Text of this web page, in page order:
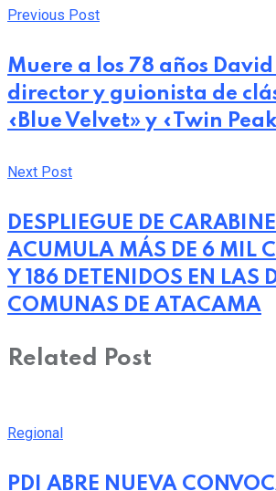
Previous Post
Muere a los 78 años
director y guionista de
«Blue Velvet» y «Twin
Next Post
DESPLIEGUE DE
ACUMULA MÁS DE 6 MIL
Y 186 DETENIDOS EN LAS
COMUNAS DE ATACAMA
Related Post
Regional
PDI ABRE NUEVA